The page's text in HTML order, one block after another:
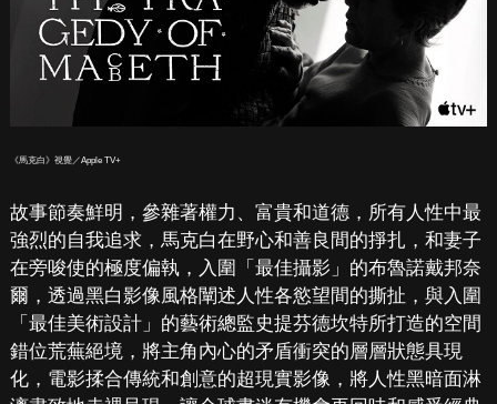
《馬克白》視覺／Apple TV+
故事節奏鮮明，參雜著權力、富貴和道德，所有人性中最
強烈的自我追求，馬克白在野心和善良間的掙扎，和妻子
在旁唆使的極度偏執，入圍「最佳攝影」的布魯諾戴邦奈
爾，透過黑白影像風格闡述人性各慾望間的撕扯，與入圍
「最佳美術設計」的藝術總監史提芬德坎特所打造的空間
錯位荒蕪絕境，將主角內心的矛盾衝突的層層狀態具現
化，電影揉合傳統和創意的超現實影像，將人性黑暗面淋